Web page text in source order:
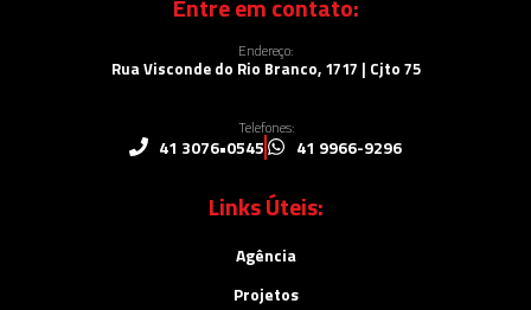
Endereço:
Rua Visconde do Rio Branco, 1717 | Cjto 75
Telefones:
41 3076•0545 41 9966-9296
Links Úteis:
Agência
Projetos